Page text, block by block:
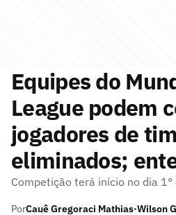
Equipes do
League podem
jogadores de
eliminados;
Competição terá início no dia 1°
PorCauê Gregoraci Mathias•Wilson